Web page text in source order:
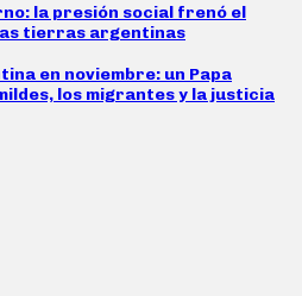
la presión social frenó el
tierras argentinas
en noviembre: un Papa
los migrantes y la justicia